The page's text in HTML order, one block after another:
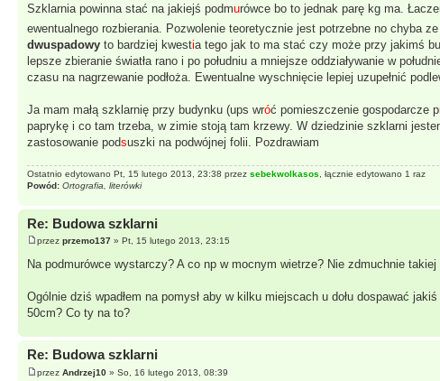
Szklarnia powinna stać na jakiejś podmurówce bo to jednak parę kg ma.
ewentualnego rozbierania. Pozwolenie teoretycznie jest potrzebne no chyba
dwuspadowy to bardziej kwestia tego jak to ma stać czy może przy jakimś
lepsze zbieranie światła rano i po południu a mniejsze oddziaływanie w
czasu na nagrzewanie podłoża. Ewentualne wyschnięcie lepiej uzupełnić
Ja mam małą szklarnię przy budynku (ups wróć pomieszczenie gospodarcze p
paprykę i co tam trzeba, w zimie stoją tam krzewy. W dziedzinie szklarni
zastosowanie podsuszki na podwójnej folii. Pozdrawiam
Ostatnio edytowano Pt, 15 lutego 2013, 23:38 przez sebekwolkasos , łącznie edytowano 1 raz
Powód: Ortografia, literówki
Re: Budowa szklarni
przez przemo137 » Pt, 15 lutego 2013, 23:15
Na podmurówce wystarczy? A co np w mocnym wietrze? Nie zdmuchnie
Ogólnie dziś wpadłem na pomysł aby w kilku miejscach u dołu dospawać
50cm? Co ty na to?
Re: Budowa szklarni
przez Andrzej10 » So, 16 lutego 2013, 08:39